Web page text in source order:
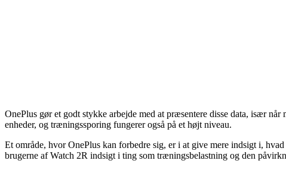
OnePlus gør et godt stykke arbejde med at præsentere disse data, især
enheder, og træningssporing fungerer også på et højt niveau.
Et område, hvor OnePlus kan forbedre sig, er i at give mere indsigt i,
brugerne af Watch 2R indsigt i ting som træningsbelastning og den